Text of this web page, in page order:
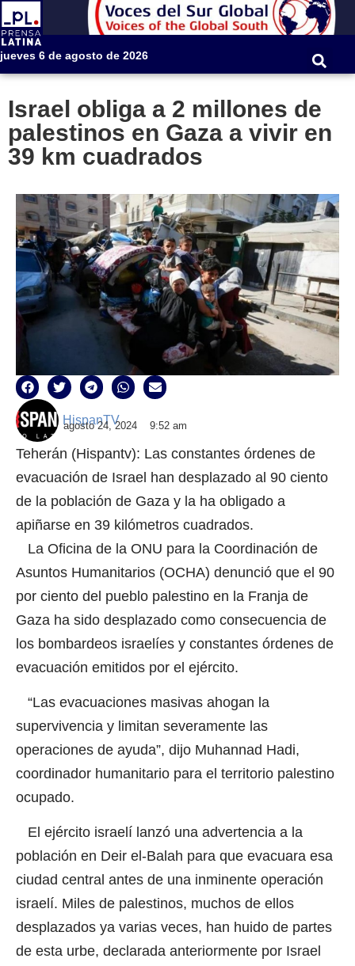
jueves 6 de agosto de 2026
Israel obliga a 2 millones de
palestinos en Gaza a vivir en
39 km cuadrados
HispanTV
agosto 24, 2024 9:52 am
Teherán (Hispantv): Las constantes órdenes de
evacuación de Israel han desplazado al 90 ciento
de la población de Gaza y la ha obligado a
apiñarse en 39 kilómetros cuadrados.
La Oficina de la ONU para la Coordinación de
Asuntos Humanitarios (OCHA) denunció que el 90
por ciento del pueblo palestino en la Franja de
Gaza ha sido desplazado como consecuencia de
los bombardeos israelíes y constantes órdenes de
evacuación emitidos por el ejército.
“Las evacuaciones masivas ahogan la
supervivencia y limitan severamente las
operaciones de ayuda”, dijo Muhannad Hadi,
coordinador humanitario para el territorio palestino
ocupado.
El ejército israelí lanzó una advertencia a la
población en Deir el-Balah para que evacuara esa
ciudad central antes de una inminente operación
israelí. Miles de palestinos, muchos de ellos
desplazados ya varias veces, han huido de partes
de esta urbe, declarada anteriormente por Israel